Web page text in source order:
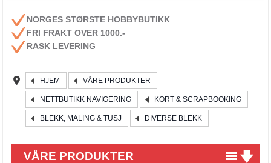
NORGES STØRSTE HOBBYBUTIKK
FRI FRAKT OVER 1000.-
RASK LEVERING
HJEM VÅRE PRODUKTER
NETTBUTIKK NAVIGERING KORT & SCRAPBOOKING
BLEKK, MALING & TUSJ DIVERSE BLEKK
VÅRE PRODUKTER